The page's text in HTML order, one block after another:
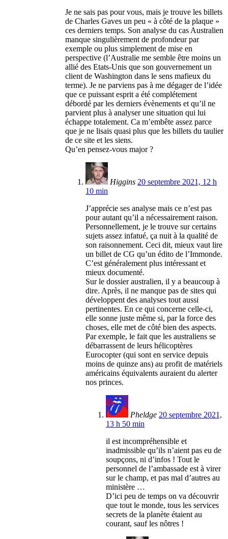
Je ne sais pas pour vous, mais je trouve les billets
de Charles Gaves un peu « à côté de la plaque »
ces derniers temps. Son analyse du cas Australien
manque singulièrement de profondeur par
exemple ou plus simplement de mise en
perspective (l’Australie me semble être moins un
allié des Etats-Unis que son gouvernement un
client de Washington dans le sens mafieux du
terme). Je ne parviens pas à me dégager de l’idée
que ce puissant esprit a été complétement
débordé par les derniers évènements et qu’il ne
parvient plus à analyser une situation qui lui
échappe totalement. Ca m’embête assez parce
que je ne lisais quasi plus que les billets du taulier
de ce site et les siens.
Qu’en pensez-vous major ?
Higgins 20 septembre 2021, 12 h
10 min
J’apprécie ses analyse mais ce n’est pas
pour autant qu’il a nécessairement raison.
Personnellement, je le trouve sur certains
sujets assez infatué, ça nuit à la qualité de
son raisonnement. Ceci dit, mieux vaut lire
un billet de CG qu’un édito de l’Immonde.
C’est généralement plus intéressant et
mieux documenté.
Sur le dossier australien, il y a beaucoup à
dire. Après, il ne manque pas de sites qui
développent des analyses tout aussi
pertinentes. En ce qui concerne celle-ci,
elle sonne juste même si, par la force des
choses, elle met de côté bien des aspects.
Par exemple, le fait que les australiens se
débarrassent de leurs hélicoptères
Eurocopter (qui sont en service depuis
moins de quinze ans) au profit de matériels
américains équivalents auraient du alerter
nos princes.
Pheldge 20 septembre 2021,
13 h 50 min
il est incompréhensible et
inadmissible qu’ils n’aient pas eu de
soupçons, ni d’infos ! Tout le
personnel de l’ambassade est à virer
sur le champ, et pas mal d’autres au
ministère …
D’ici peu de temps on va découvrir
que tout le monde, tous les services
secrets de la planète étaient au
courant, sauf les nôtres !